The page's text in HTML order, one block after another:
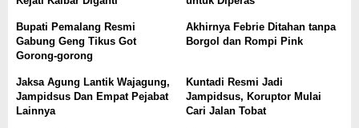
Bupati Pemalang Resmi
Gabung Geng Tikus Got
Gorong-gorong
Akhirnya Febrie Ditahan tanpa
Borgol dan Rompi Pink
Jaksa Agung Lantik Wajagung,
Jampidsus Dan Empat Pejabat
Lainnya
Kuntadi Resmi Jadi
Jampidsus, Koruptor Mulai
Cari Jalan Tobat